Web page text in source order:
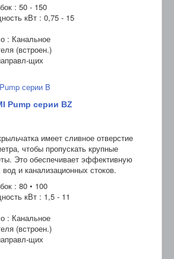
: 50 - 150
кВт : 0,75 - 15
: Канальное
(встроен.)
щих
серии B
Pump серии BZ
имеет сливное отверстие
чтобы пропускать крупные
Это обеспечивает эффективную
вод и канализационных стоков.
: 80 • 100
кВт : 1,5 - 11
: Канальное
(встроен.)
щих